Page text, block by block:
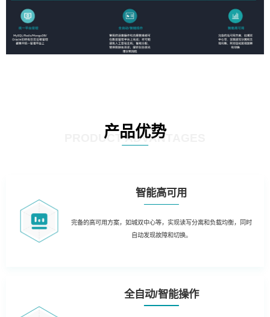
产品优势
PRODUCT ADVANTAGES
智能高可用
完备的高可用方案，如城双中心等，实现读写分离和负载均衡，同时
自动发现故障和切换。
全自动/智能操作